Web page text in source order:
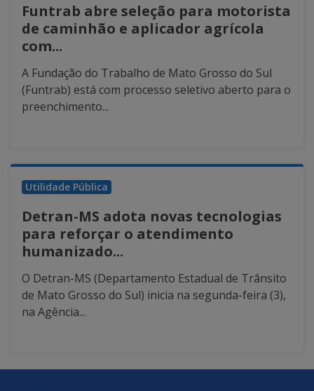
Funtrab abre seleção para motorista
de caminhão e aplicador agrícola
com...
A Fundação do Trabalho de Mato Grosso do Sul
(Funtrab) está com processo seletivo aberto para o
preenchimento...
Utilidade Pública
Detran-MS adota novas tecnologias
para reforçar o atendimento
humanizado...
O Detran-MS (Departamento Estadual de Trânsito
de Mato Grosso do Sul) inicia na segunda-feira (3),
na Agência...